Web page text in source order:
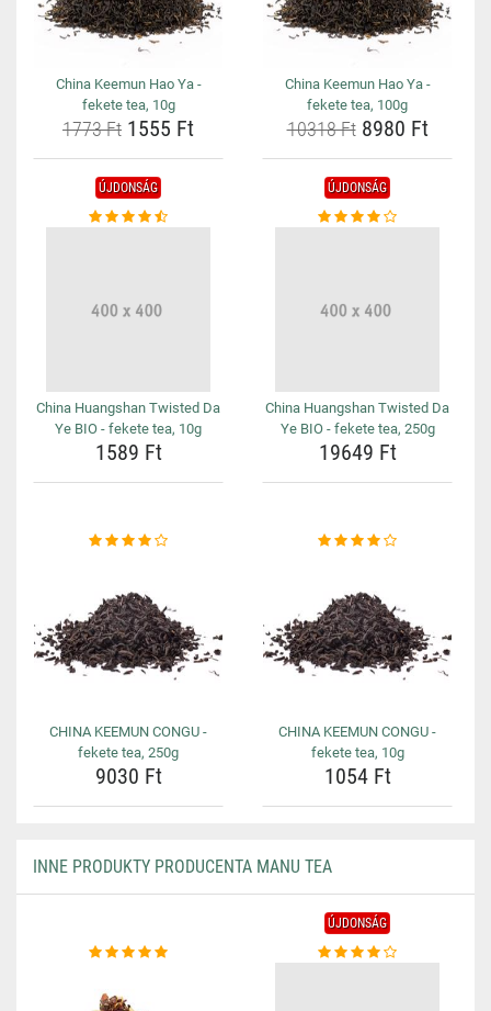
China Keemun Hao Ya -
fekete tea, 10g
1773 Ft 1555 Ft
China Keemun Hao Ya -
fekete tea, 100g
10318 Ft8980 Ft
ÚJDONSÁG
China Huangshan Twisted Da
Ye BIO - fekete tea, 10g
1589 Ft
ÚJDONSÁG
China Huangshan Twisted Da
Ye BIO - fekete tea, 250g
19649 Ft
CHINA KEEMUN CONGU -
fekete tea, 250g
9030 Ft
CHINA KEEMUN CONGU -
fekete tea, 10g
1054 Ft
INNE PRODUKTY PRODUCENTA MANU TEA
ÚJDONSÁG